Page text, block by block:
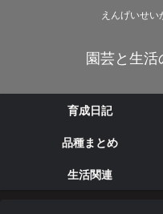
えんげいせい
園芸と生
育成日記
品種まとめ
生活関連